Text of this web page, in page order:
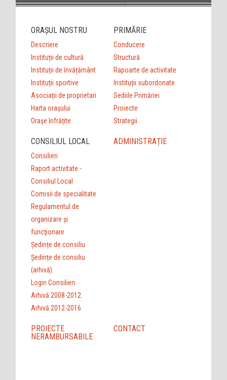
ORAȘUL NOSTRU
Descriere
Instituții de cultură
Instituții de învățământ
Instituții sportive
Asociații de proprietari
Harta orașului
Orașe înfrățite
PRIMĂRIE
Conducere
Structură
Rapoarte de activitate
Instituții subordonate
Sediile Primăriei
Proiecte
Strategii
CONSILIUL LOCAL
Consilieri
Raport activitate -
Consiliul Local
Comisii de specialitate
Regulamentul de
organizare şi
funcţionare
Ședințe de consiliu
Ședințe de consiliu
(arhivă)
Login Consilieri
Arhivă 2008-2012
Arhivă 2012-2016
ADMINISTRAȚIE
PROIECTE
NERAMBURSABILE
CONTACT